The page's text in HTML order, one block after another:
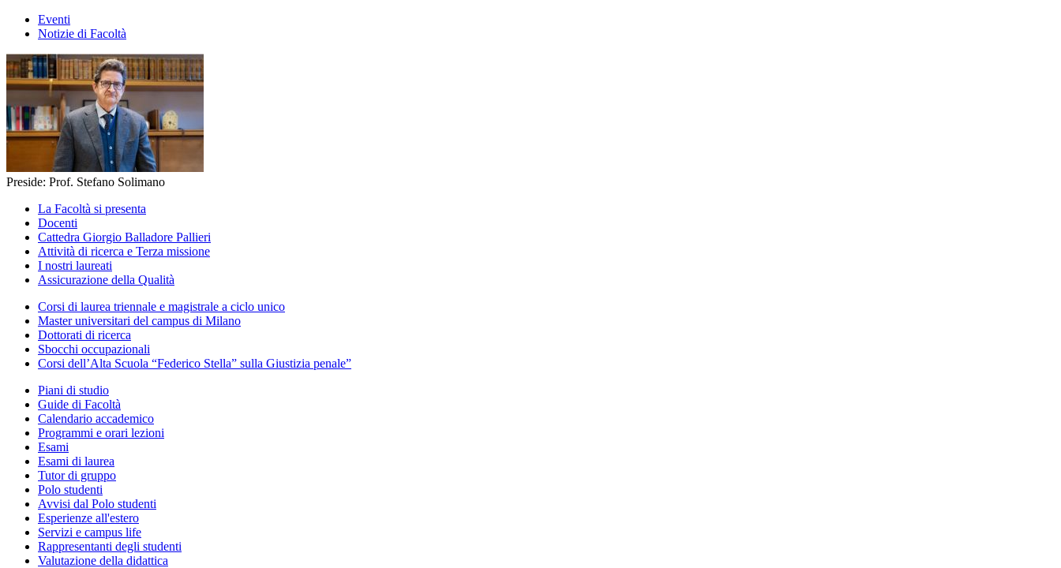
Eventi
Notizie di Facoltà
Preside: Prof. Stefano Solimano
La Facoltà si presenta
Docenti
Cattedra Giorgio Balladore Pallieri
Attività di ricerca e Terza missione
I nostri laureati
Assicurazione della Qualità
Corsi di laurea triennale e magistrale a ciclo unico
Master universitari del campus di Milano
Dottorati di ricerca
Sbocchi occupazionali
Corsi dell’Alta Scuola “Federico Stella” sulla Giustizia penale”
Piani di studio
Guide di Facoltà
Calendario accademico
Programmi e orari lezioni
Esami
Esami di laurea
Tutor di gruppo
Polo studenti
Avvisi dal Polo studenti
Esperienze all'estero
Servizi e campus life
Rappresentanti degli studenti
Valutazione della didattica